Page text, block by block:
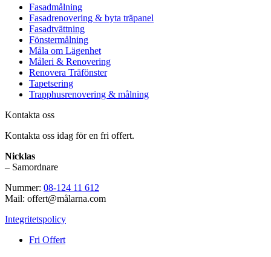
Fasadmålning
Fasadrenovering & byta träpanel
Fasadtvättning
Fönstermålning
Måla om Lägenhet
Måleri & Renovering
Renovera Träfönster
Tapetsering
Trapphusrenovering & målning
Kontakta oss
Kontakta oss idag för en fri offert.
Nicklas
– Samordnare
Nummer: 08-124 11 612
Mail: offert@målarna.com
Integritetspolicy
Fri Offert